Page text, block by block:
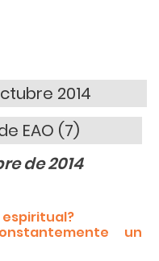
2014
EAO (7)
de 2014
espiritual?
un